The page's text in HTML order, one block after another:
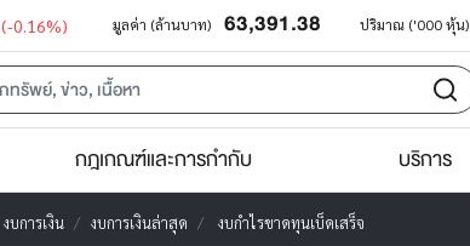
(-0.16%) มูลค่า (ล้านบาท) 63,391.38 ปริมาณ ('000 หุ้น)
กฎเกณฑ์และการกำกับ บริการ
งบการเงิน งบการเงินล่าสุด งบกำไรขาดทุนเบ็ดเสร็จ